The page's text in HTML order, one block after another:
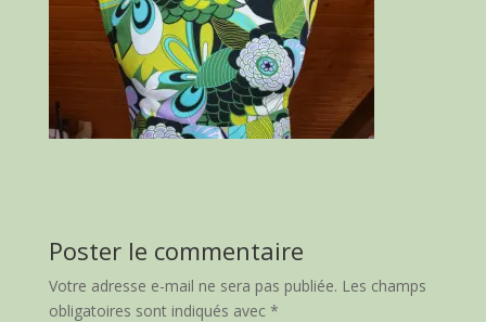
Poster le commentaire
Votre adresse e-mail ne sera pas publiée. Les champs
obligatoires sont indiqués avec *